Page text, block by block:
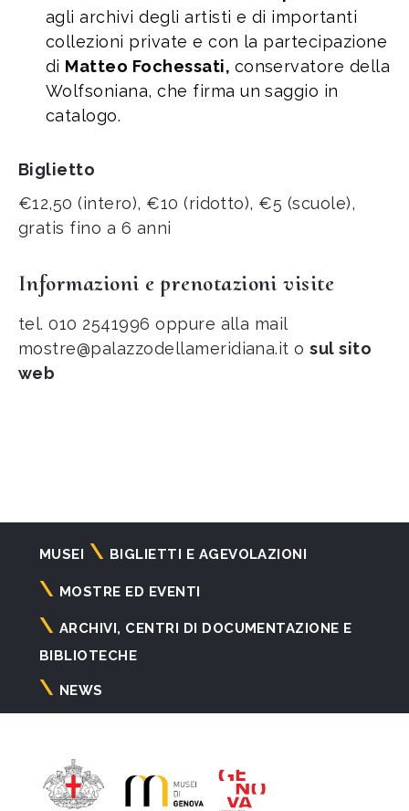
agli archivi degli artisti e di importanti
collezioni private e con la partecipazione
di Matteo Fochessati, conservatore della
Wolfsoniana, che firma un saggio in
catalogo.
Biglietto
€12,50 (intero), €10 (ridotto), €5 (scuole),
gratis fino a 6 anni
Informazioni e prenotazioni visite
tel. 010 2541996 oppure alla mail
mostre@palazzodellameridiana.it osul sito
web
Navigazione
principale
MUSEI BIGLIETTI E AGEVOLAZIONI
MOSTRE ED EVENTI
ARCHIVI, CENTRI DI DOCUMENTAZIONE E
BIBLIOTECHE
NEWS